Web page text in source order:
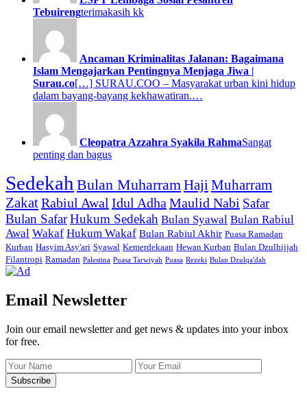
Tebuirengterimakasih kk
Ancaman Kriminalitas Jalanan: Bagaimana
Islam Mengajarkan Pentingnya Menjaga Jiwa |
Surau.co[…] SURAU.COO – Masyarakat urban kini hidup
dalam bayang-bayang kekhawatiran.…
Cleopatra Azzahra Syakila RahmaSangat
penting dan bagus
Sedekah Bulan MuharramHajiMuharram
ZakatRabiul Awal Idul Adha Maulid Nabi Safar
Bulan SafarHukum Sedekah Bulan Syawal Bulan Rabiul
Awal Wakaf Hukum Wakaf Bulan Rabiul Akhir Puasa Ramadan
Kurban Hasyim Asy'ari Syawal Kemerdekaan Hewan Kurban Bulan Dzulhijjah
Filantropi Ramadan Palestina Puasa Tarwiyah Puasa Rezeki Bulan Dzulqa'dah
Email Newsletter
Join our email newsletter and get news & updates into your inbox
for free.